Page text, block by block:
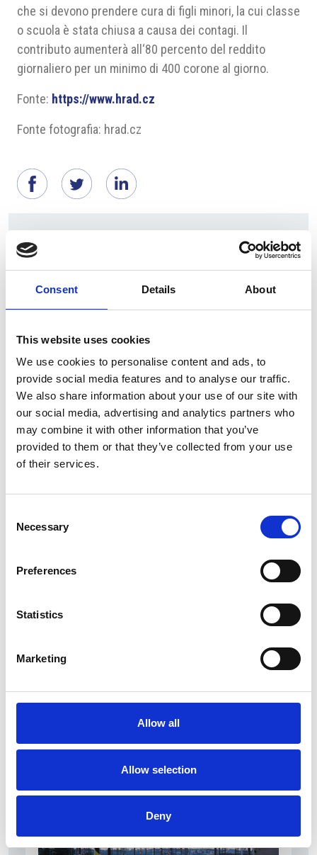
Consent Details About
This website uses cookies
We use cookies to personalise content and ads, to
provide social media features and to analyse our traffic.
We also share information about your use of our site with
our social media, advertising and analytics partners who
may combine it with other information that you’ve
provided to them or that they’ve collected from your use
of their services.
Selection
Necessary
Preferences
Statistics
Marketing
Allow all
Allow selection
Deny
che si devono prendere cura di figli minori, la cui classe
o scuola è stata chiusa a causa dei contagi. Il
contributo aumenterà all‘80 percento del reddito
giornaliero per un minimo di 400 corone al giorno.
Fonte: https://www.hrad.cz
Fonte fotografia: hrad.cz
Suggeriti per te
Nel primo semestre è aumentata fortemente la
costruzione di nuove abitazioni
Repubblica Ceca